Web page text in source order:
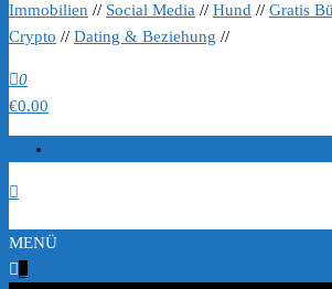
Immobilien // Social Media // Hund // Gratis
Crypto // Dating & Beziehung //
0
€0.00
MENÜ